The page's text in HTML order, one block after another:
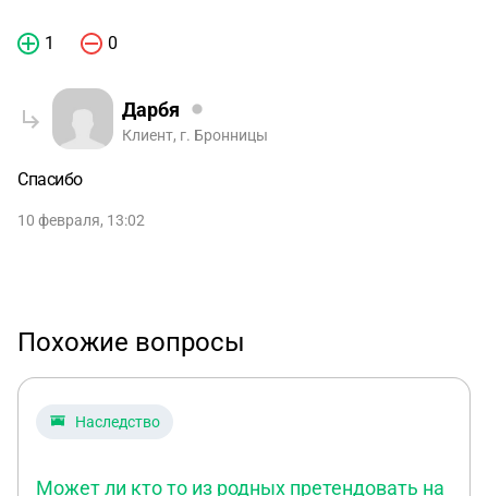
1 0
Дарбя
Клиент, г. Бронницы
Спасибо
10 февраля, 13:02
Похожие вопросы
Наследство
Может ли кто то из родных претендовать на